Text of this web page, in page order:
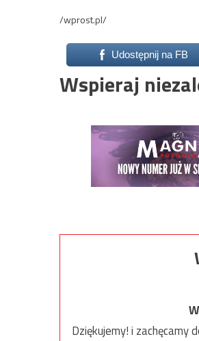
/wprost.pl/
Udostępnij na FB
Wspieraj
Dziękujemy! i zachęcamy